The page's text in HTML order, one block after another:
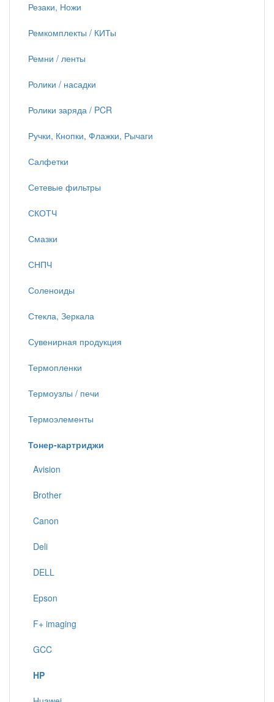
Резаки, Ножи
Ремкомплекты / КИТы
Ремни / ленты
Ролики / насадки
Ролики заряда / PCR
Ручки, Кнопки, Флажки, Рычаги
Салфетки
Сетевые фильтры
СКОТЧ
Смазки
СНПЧ
Соленоиды
Стекла, Зеркала
Сувенирная продукция
Термопленки
Термоузлы / печи
Термоэлементы
Тонер-картриджи
Avision
Brother
Canon
Deli
DELL
Epson
F+ imaging
GCC
HP